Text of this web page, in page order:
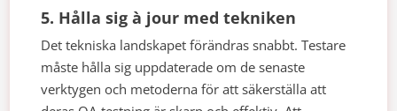
5. Hålla sig à jour med tekniken
Det tekniska landskapet förändras snabbt. Testare
måste hålla sig uppdaterade om de senaste
verktygen och metoderna för att säkerställa att